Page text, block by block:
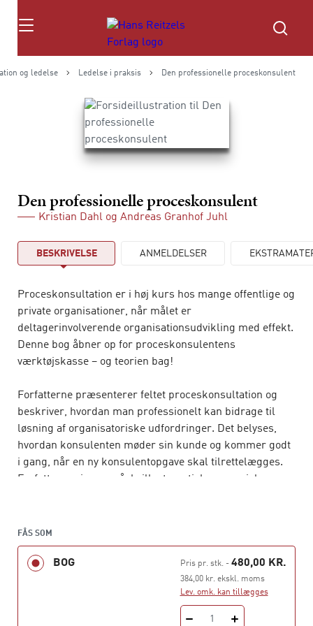
Søg
og ledelse Ledelse i praksis Den professionelle proceskonsulent
Den professionelle proceskonsulent
Kristian Dahl og Andreas Granhof Juhl
BESKRIVELSE ANMELDELSER
Proceskonsultation er i høj kurs hos mange offentlige og
private organisationer, når målet er
deltagerinvolverende organisationsudvikling med effekt.
Denne bog åbner op for proceskonsulentens
værktøjskasse – og teorien bag!
Forfatterne præsenterer feltet proceskonsultation og
beskriver, hvordan man professionelt kan bidrage til
løsning af organisatoriske udfordringer. Det belyses,
hvordan konsulenten møder sin kunde og kommer godt
i gang, når en ny konsulentopgave skal tilrettelægges.
Forfatterne viser også, hvilke teoretiske overvejelser
Herudover rummer bogen en fyldig beskrivelse af seks
traditioner, som proceskonsulenten kan arbejde ud fra:
FÅS SOM
BOG Pris pr. stk.- 480,00 KR.
384,00 kr. ekskl. moms
Lev. omk. kan tillægges
1